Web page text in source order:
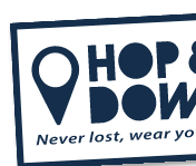
variations.
Les
options
peuvent
être
choisies